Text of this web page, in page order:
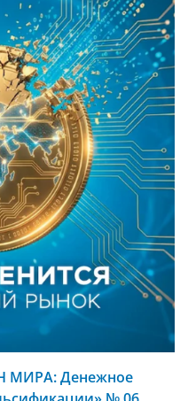
МИРА: Денежное